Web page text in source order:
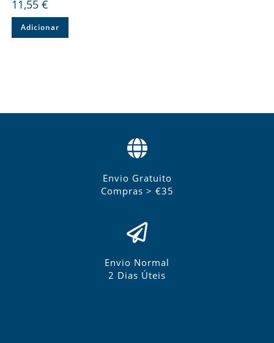
11,55 €
Adicionar
Envio Gratuito
Compras > €35
Envio Normal
2 Dias Úteis